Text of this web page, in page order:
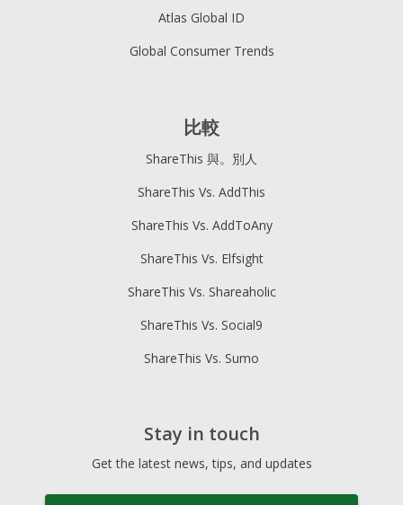
Atlas Global ID
Global Consumer Trends
比較
ShareThis 與。別人
ShareThis Vs. AddThis
ShareThis Vs. AddToAny
ShareThis Vs. Elfsight
ShareThis Vs. Shareaholic
ShareThis Vs. Social9
ShareThis Vs. Sumo
Stay in touch
Get the latest news, tips, and updates